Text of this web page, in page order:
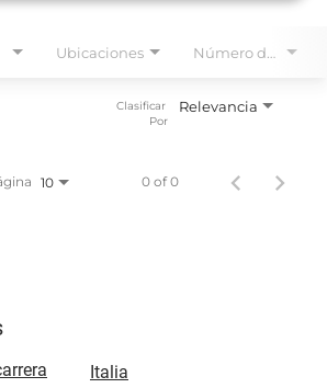
Ubicaciones
Relevancia
Clasificar
Por
10 0 of 0
Italia